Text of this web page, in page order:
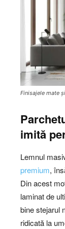
Finisajele mate
imită
Lemnul
premium,
Din acest
laminat de
bine stejarul
ridicată la